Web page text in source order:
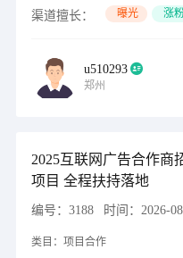
渠道擅长： 曝光 涨
u510293
郑州
2025互联网广告合作商
项目 全程扶持落地
编号： 3188 时间： 2026-
类目： 项目合作